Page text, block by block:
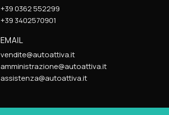
+39 0362 552299
+39 3402570901
EMAIL
vendite@autoattiva.it
amministrazione@autoattiva.it
assistenza@autoattiva.it